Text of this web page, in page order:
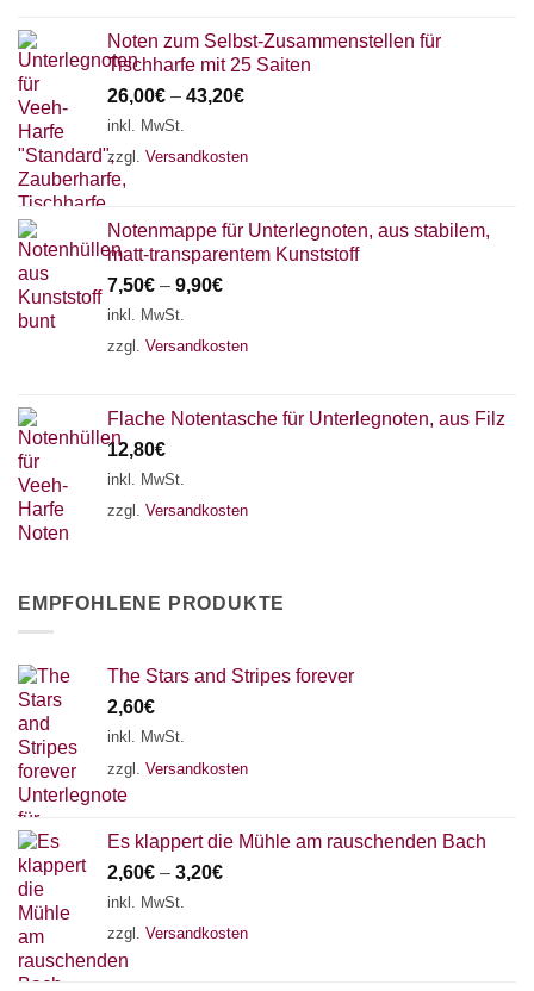
Noten zum Selbst-Zusammenstellen für
Tischharfe mit 25 Saiten
26,00€ – 43,20€
inkl. MwSt.
zzgl. Versandkosten
Notenmappe für Unterlegnoten, aus stabilem,
matt-transparentem Kunststoff
7,50€ – 9,90€
inkl. MwSt.
zzgl. Versandkosten
Flache Notentasche für Unterlegnoten, aus Filz
12,80€
inkl. MwSt.
zzgl. Versandkosten
EMPFOHLENE PRODUKTE
The Stars and Stripes forever
2,60€
inkl. MwSt.
zzgl. Versandkosten
Es klappert die Mühle am rauschenden Bach
2,60€ – 3,20€
inkl. MwSt.
zzgl. Versandkosten